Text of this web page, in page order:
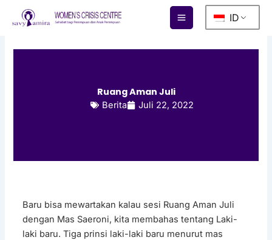
Lewati
ID
Ruang Aman Juli
Berita Juli 22, 2022
Baru bisa mewartakan kalau sesi Ruang Aman Juli
dengan Mas Saeroni, kita membahas tentang Laki-
laki baru. Tiga prinsi laki-laki baru menurut mas